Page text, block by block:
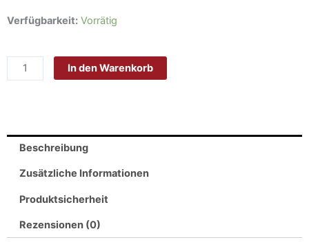
Verfügbarkeit: Vorrätig
Schild
30x20cm
Tagesplan
Tasse
Bier
Metall
Deko
In den Warenkorb
Beschreibung
Zusätzliche Informationen
Produktsicherheit
Rezensionen (0)